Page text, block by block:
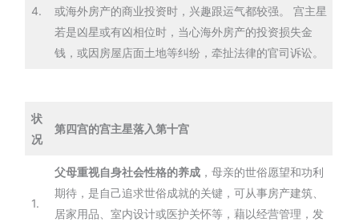
4.
或海外房产的商业投资时，兴趣跟运气都较强。 宫主星
若是凶星或有凶相位时，当心海外房产的投资损失金
钱，或因房屋店面土地等纠纷，牵扯法律的官司诉讼。
状
况
第四宫的宫主星落入第十宫
1.
父母重视自身社会性格的养成 ，母亲的世俗愿望和功利
期待，是自己追求世俗成就的关键，可从事房产建筑、
居家用品、室内设计或医护关怀等，藉以经营管理，发